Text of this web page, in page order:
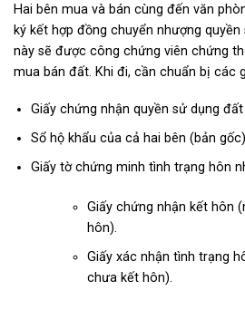
Hai bên mua và bán cùng đến văn
ký kết hợp đồng chuyển nhượng
này sẽ được công chứng viên chứng
mua bán đất. Khi đi, cần chuẩn bị các
Giấy chứng nhận quyền sử dụng
Sổ hộ khẩu của cả hai bên (bản
Giấy tờ chứng minh tình trạng hôn
Giấy chứng nhận kết hôn
hôn).
Giấy xác nhận tình trạng
chưa kết hôn).